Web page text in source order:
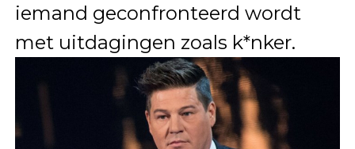
iemand geconfronteerd wordt
met uitdagingen zoals k*nker.